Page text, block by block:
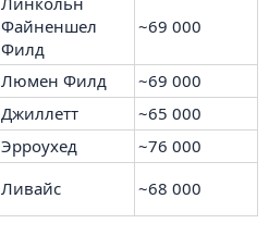
Файненшел
Филд
~69 000
Люмен Филд
~69 000
Джиллетт
~65 000
Эрроухед
~76 000
Ливайс ~68 000